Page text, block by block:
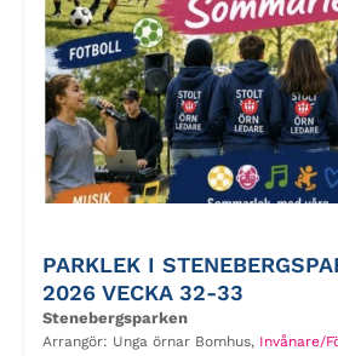
PARKLEK I
2026 VECKA 32-33
Stenebergsparken
Arrangör: Unga örnar Bomhus, Invånare/